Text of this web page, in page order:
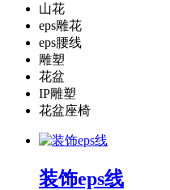
山花
eps雕花
eps腰线
雕塑
花盆
IP雕塑
花盆座椅
装饰eps线